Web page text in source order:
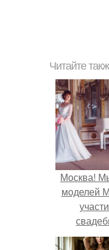
Читайте
Москва!
моделей